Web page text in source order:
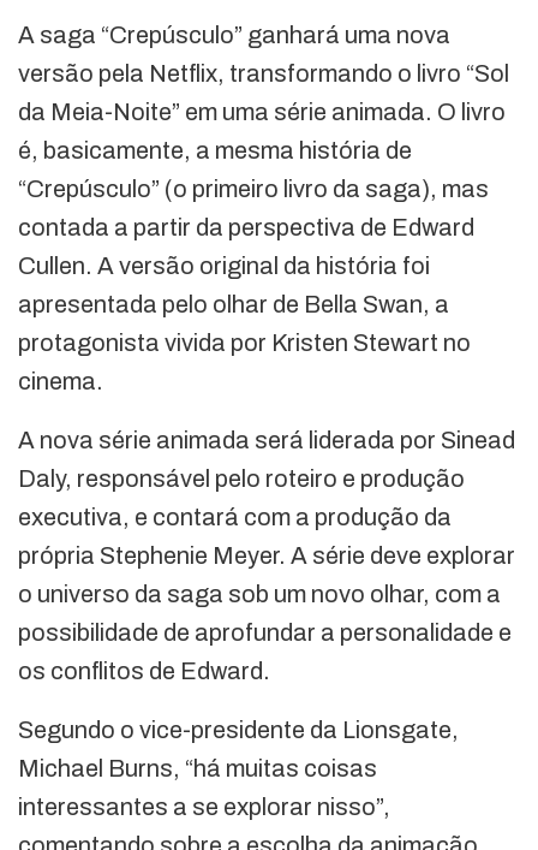
A saga “Crepúsculo” ganhará uma nova
versão pela Netflix, transformando o livro “Sol
da Meia-Noite” em uma série animada. O livro
é, basicamente, a mesma história de
“Crepúsculo” (o primeiro livro da saga), mas
contada a partir da perspectiva de Edward
Cullen. A versão original da história foi
apresentada pelo olhar de Bella Swan, a
protagonista vivida por Kristen Stewart no
cinema.
A nova série animada será liderada por Sinead
Daly, responsável pelo roteiro e produção
executiva, e contará com a produção da
própria Stephenie Meyer. A série deve explorar
o universo da saga sob um novo olhar, com a
possibilidade de aprofundar a personalidade e
os conflitos de Edward.
Segundo o vice-presidente da Lionsgate,
Michael Burns, “há muitas coisas
interessantes a se explorar nisso”,